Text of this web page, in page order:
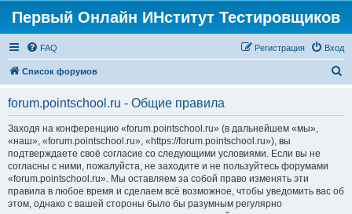
Первый Онлайн ИНститут Тестировщиков
FAQ Вход
Регистрация
Список форумов
forum.pointschool.ru - Общие правила
Заходя на конференцию «forum.pointschool.ru» (в дальнейшем «мы»,
«наш», «forum.pointschool.ru», «https://forum.pointschool.ru»), вы
подтверждаете своё согласие со следующими условиями. Если вы не
согласны с ними, пожалуйста, не заходите и не пользуйтесь форумами
«forum.pointschool.ru». Мы оставляем за собой право изменять эти
правила в любое время и сделаем всё возможное, чтобы уведомить вас об
этом, однако с вашей стороны было бы разумным регулярно